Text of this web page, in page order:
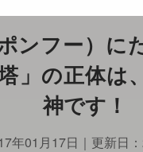
ンフー）に
」の正体は
神です！
年01月17日 ｜更新日：